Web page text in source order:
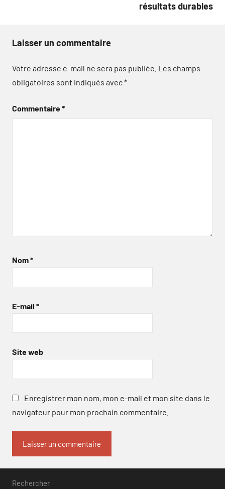
résultats durables
Laisser un commentaire
Votre adresse e-mail ne sera pas publiée. Les champs
obligatoires sont indiqués avec*
Commentaire*
Nom*
E-mail *
Site web
Enregistrer mon nom, mon e-mail et mon site dans le
navigateur pour mon prochain commentaire.
Rechercher